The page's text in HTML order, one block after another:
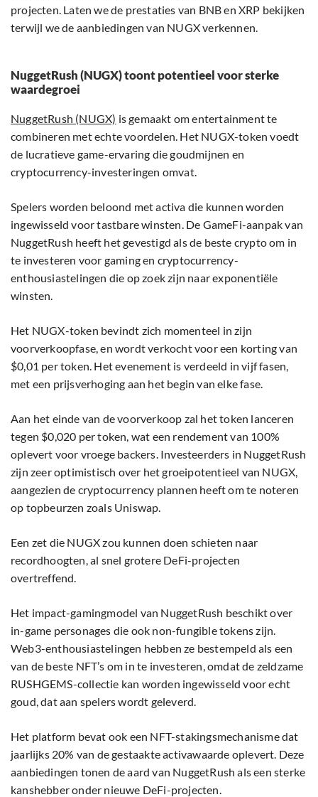
projecten. Laten we de prestaties van BNB en XRP bekijken
terwijl we de aanbiedingen van NUGX verkennen.
NuggetRush (NUGX) toont potentieel voor sterke
waardegroei
NuggetRush (NUGX) is gemaakt om entertainment te
combineren met echte voordelen. Het NUGX-token voedt
de lucratieve game-ervaring die goudmijnen en
cryptocurrency-investeringen omvat.
Spelers worden beloond met activa die kunnen worden
ingewisseld voor tastbare winsten. De GameFi-aanpak van
NuggetRush heeft het gevestigd als de beste crypto om in
te investeren voor gaming en cryptocurrency-
enthousiastelingen die op zoek zijn naar exponentiële
winsten.
Het NUGX-token bevindt zich momenteel in zijn
voorverkoopfase, en wordt verkocht voor een korting van
$0,01 per token. Het evenement is verdeeld in vijf fasen,
met een prijsverhoging aan het begin van elke fase.
Aan het einde van de voorverkoop zal het token lanceren
tegen $0,020 per token, wat een rendement van 100%
oplevert voor vroege backers. Investeerders in NuggetRush
zijn zeer optimistisch over het groeipotentieel van NUGX,
aangezien de cryptocurrency plannen heeft om te noteren
op topbeurzen zoals Uniswap.
Een zet die NUGX zou kunnen doen schieten naar
recordhoogten, al snel grotere DeFi-projecten
overtreffend.
Het impact-gamingmodel van NuggetRush beschikt over
in-game personages die ook non-fungible tokens zijn.
Web3-enthousiastelingen hebben ze bestempeld als een
van de beste NFT’s om in te investeren, omdat de zeldzame
RUSHGEMS-collectie kan worden ingewisseld voor echt
goud, dat aan spelers wordt geleverd.
Het platform bevat ook een NFT-stakingsmechanisme dat
jaarlijks 20% van de gestaakte activawaarde oplevert. Deze
aanbiedingen tonen de aard van NuggetRush als een sterke
kanshebber onder nieuwe DeFi-projecten.